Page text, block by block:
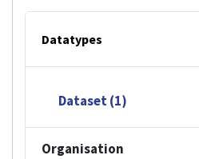
Datatypes
Dataset (1)
Organisation